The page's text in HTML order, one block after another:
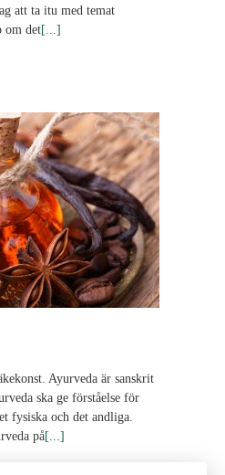
att ta itu med temat
om det[...]
Ayurveda är sanskrit
ska ge förståelse för
fysiska och det andliga.
på[...]